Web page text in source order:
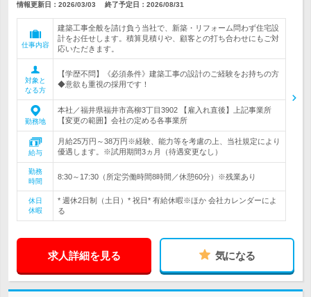
情報更新日：2026/03/03 終了予定日： 2026/08/31
仕事内容
建築工事全般を請け負う当社で、新築・リフォーム問わず住宅設
計をお任せします。積算見積りや、顧客との打ち合わせにもご対
応いただきます。
対象と
なる方
【学歴不問】《必須条件》建築工事の設計のご経験をお持ちの方
◆意欲も重視の採用です！
勤務地
本社／福井県福井市高柳3丁目3902 【雇入れ直後】上記事業所
【変更の範囲】会社の定める各事業所
給与
月給25万円～38万円※経験、能力等を考慮の上、当社規定により
優遇します。※試用期間3ヵ月（待遇変更なし）
勤務
時間
8:30～17:30（所定労働時間8時間／休憩60分）※残業あり
休日
休暇
* 週休2日制（土日）* 祝日* 有給休暇※ほか 会社カレンダーによ
る
求人詳細を見る 気になる